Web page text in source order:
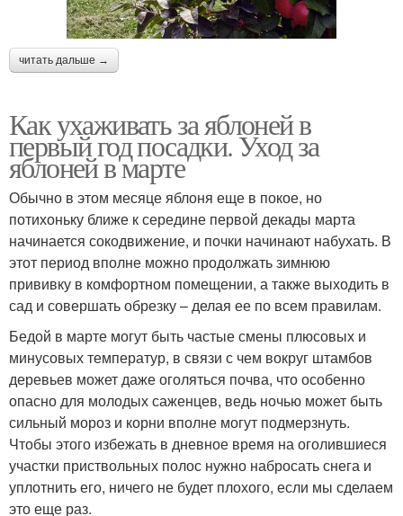
читать дальше →
Как ухаживать за яблоней в
первый год посадки. Уход за
яблоней в марте
Обычно в этом месяце яблоня еще в покое, но
потихоньку ближе к середине первой декады марта
начинается сокодвижение, и почки начинают набухать. В
этот период вполне можно продолжать зимнюю
прививку в комфортном помещении, а также выходить в
сад и совершать обрезку – делая ее по всем правилам.
Бедой в марте могут быть частые смены плюсовых и
минусовых температур, в связи с чем вокруг штамбов
деревьев может даже оголяться почва, что особенно
опасно для молодых саженцев, ведь ночью может быть
сильный мороз и корни вполне могут подмерзнуть.
Чтобы этого избежать в дневное время на оголившиеся
участки приствольных полос нужно набросать снега и
уплотнить его, ничего не будет плохого, если мы сделаем
это еще раз.